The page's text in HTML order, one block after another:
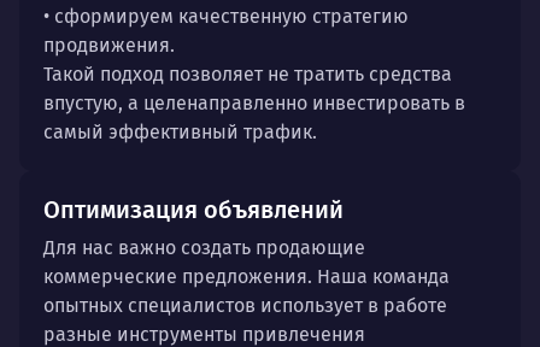
• сформируем качественную стратегию
продвижения.
Такой подход позволяет не тратить средства
впустую, а целенаправленно инвестировать в
самый эффективный трафик.
Оптимизация объявлений
Для нас важно создать продающие
коммерческие предложения. Наша команда
опытных специалистов использует в работе
разные инструменты привлечения